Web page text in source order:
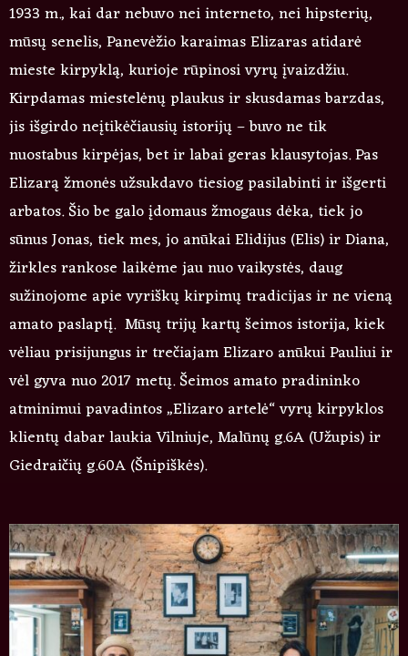
1933 m., kai dar nebuvo nei interneto, nei hipsterių,
mūsų senelis, Panevėžio karaimas Elizaras atidarė
mieste kirpyklą, kurioje rūpinosi vyrų įvaizdžiu.
Kirpdamas miestelėnų plaukus ir skusdamas barzdas,
jis išgirdo neįtikėčiausių istorijų – buvo ne tik
nuostabus kirpėjas, bet ir labai geras klausytojas. Pas
Elizarą žmonės užsukdavo tiesiog pasilabinti ir išgerti
arbatos. Šio be galo įdomaus žmogaus dėka, tiek jo
sūnus Jonas, tiek mes, jo anūkai Elidijus (Elis) ir Diana,
žirkles rankose laikėme jau nuo vaikystės, daug
sužinojome apie vyriškų kirpimų tradicijas ir ne vieną
amato paslaptį. Mūsų trijų kartų šeimos istorija, kiek
vėliau prisijungus ir trečiajam Elizaro anūkui Pauliui ir
vėl gyva nuo 2017 metų. Šeimos amato pradininko
atminimui pavadintos „Elizaro artelė“ vyrų kirpyklos
klientų dabar laukia Vilniuje, Malūnų g.6A (Užupis) ir
Giedraičių g.60A (Šnipiškės).